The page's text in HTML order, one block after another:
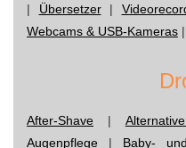
| Übersetzer|
Webcams & USB-Kameras |
After-Shave |
Augenpflege | Baby-